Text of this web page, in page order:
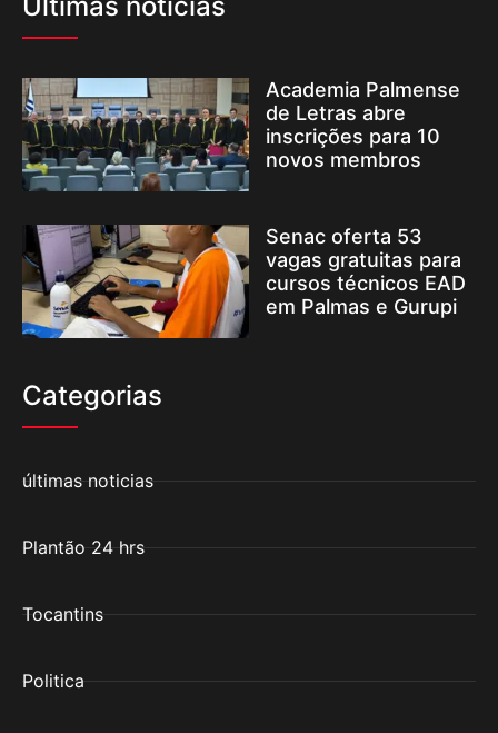
Últimas noticias
Academia Palmense
de Letras abre
inscrições para 10
novos membros
Senac oferta 53
vagas gratuitas para
cursos técnicos EAD
em Palmas e Gurupi
Categorias
últimas noticias
Plantão 24 hrs
Tocantins
Politica